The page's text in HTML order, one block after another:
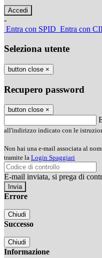
-
Entra con SPID Entra con
Seleziona utente
button close ×
Recupero password
button close ×
all'indirizzo indicato con le
Non hai una e-mail associata al
tramite la Login Spaggiari
E-mail inviata, si prega di
Errore
Chiudi
Successo
Chiudi
Informazione